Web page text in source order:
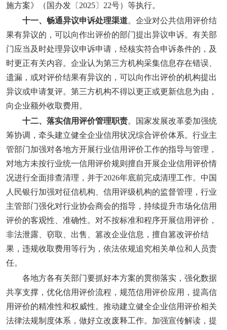
施方案》（国办发〔2025〕22号）等执行。
十一、畅通异议申诉处理渠道。企业对公共信用评价结
果有异议的，可以向作出评价的部门提出异议申诉。有关部
门应当及时处理异议申诉申请，经核实符合申诉条件的，及
时更正有关内容。企业认为第三方机构采集信息存在错误、
遗漏，或对评价结果有异议的，可以向作出评价的机构提出
异议或申请复评。第三方机构不得以更正或更新信息为由，
向企业额外收取费用。
十二、落实信用评价管理职责。国家发展改革委加强统
筹协调，牵头建立健全企业信用状况综合评价体系。行业主
管部门加强对各地方开展行业信用评价工作的指导与管理，
对地方未按行业统一信用评价规则擅自开展企业信用评价情
况进行全面排查清理，并于2026年底前完成清理工作。中国
人民银行加强对征信机构、信用评级机构的监督管理，行业
主管部门强化对行业协会商会的指导，持续提升市场化信用
评价的客观性、准确性。对不按标准和程序开展信用评价，
非法泄露、窃取、出售、篡改企业信息，擅自篡改评价结
果，违规收取费用等行为，依法依规追究相关单位和人员责
任。
各地方各有关部门要抓好本方案的贯彻落实，强化数据
共享支撑，优化信用评价流程，规范信用评价应用，提高信
用评价的精准性和权威性。推动建立健全企业信用评价相关
法律法规制度体系，做好立改废释工作。加强宣传解读，提